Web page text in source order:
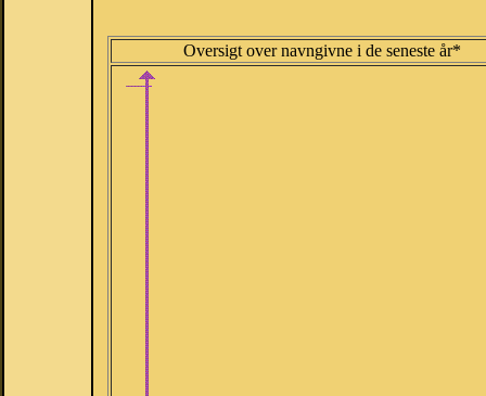
Oversigt over navngivne i de seneste år*